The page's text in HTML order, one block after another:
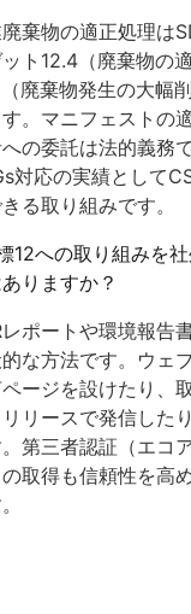
棄物の適正処理は
ト12.4（廃棄物の
廃棄物発生の大幅
す。マニフェストの
の委託は法的義務
対応の実績として
る取り組みです。
12への取り組みを
りますか？
レポートや環境報告
な方法です。ウェ
ージを設けたり、
リースで発信した
第三者認証（エコ
取得も信頼性を高